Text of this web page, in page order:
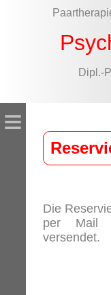
Dipl.-
≡
Die
per Mail
versendet.